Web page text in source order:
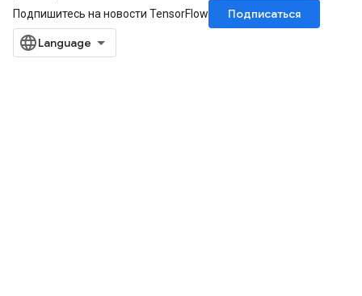
Подпишитесь на новости TensorFlow
Подписаться